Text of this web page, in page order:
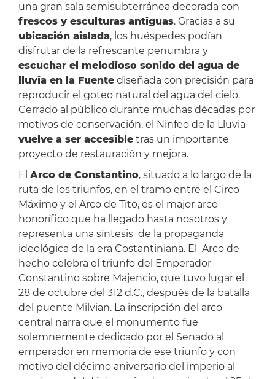
una gran sala semisubterránea decorada con
frescos y esculturas antiguas. Gracias a su
ubicación aislada, los huéspedes podían
disfrutar de la refrescante penumbra y
escuchar el melodioso sonido del agua de
lluvia en la Fuentediseñada con precisión para
reproducir el goteo natural del agua del cielo.
Cerrado al público durante muchas décadas por
motivos de conservación, el Ninfeo de la Lluvia
vuelve a ser accesibletras un importante
proyecto de restauración y mejora.
El Arco de Constantino, situado a lo largo de la
ruta de los triunfos, en el tramo entre el Circo
Máximo y el Arco de Tito, es el major arco
honorífico que ha llegado hasta nosotros y
representa una síntesis de la propaganda
ideológica de la era Costantiniana. El Arco de
hecho celebra el triunfo del Emperador
Constantino sobre Majencio, que tuvo lugar el
28 de octubre del 312 d.C., después de la batalla
del puente Milvian. La inscripción del arco
central narra que el monumento fue
solemnemente dedicado por el Senado al
emperador en memoria de ese triunfo y con
motivo del décimo aniversario del imperio al